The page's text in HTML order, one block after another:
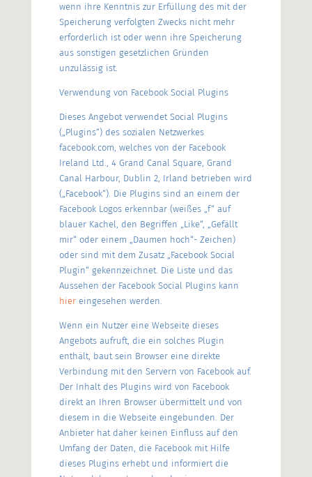
wenn ihre Kenntnis zur Erfüllung des mit der
Speicherung verfolgten Zwecks nicht mehr
erforderlich ist oder wenn ihre Speicherung
aus sonstigen gesetzlichen Gründen
unzulässig ist.
Verwendung von Facebook Social Plugins
Dieses Angebot verwendet Social Plugins
(„Plugins“) des sozialen Netzwerkes
facebook.com, welches von der Facebook
Ireland Ltd., 4 Grand Canal Square, Grand
Canal Harbour, Dublin 2, Irland betrieben wird
(„Facebook“). Die Plugins sind an einem der
Facebook Logos erkennbar (weißes „f“ auf
blauer Kachel, den Begriffen „Like“, „Gefällt
mir“ oder einem „Daumen hoch“- Zeichen)
oder sind mit dem Zusatz „Facebook Social
Plugin“ gekennzeichnet. Die Liste und das
Aussehen der Facebook Social Plugins kann
hiereingesehen werden.
Wenn ein Nutzer eine Webseite dieses
Angebots aufruft, die ein solches Plugin
enthält, baut sein Browser eine direkte
Verbindung mit den Servern von Facebook auf.
Der Inhalt des Plugins wird von Facebook
direkt an Ihren Browser übermittelt und von
diesem in die Webseite eingebunden. Der
Anbieter hat daher keinen Einfluss auf den
Umfang der Daten, die Facebook mit Hilfe
dieses Plugins erhebt und informiert die